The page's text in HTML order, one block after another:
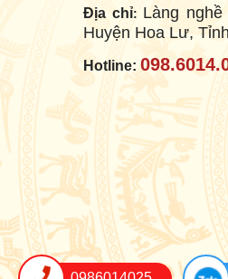
MỘ BÀNH
Mã SP:
12.000.000 đ
Địa chỉ: Làng
Huyện Hoa Lư,
Hotline: